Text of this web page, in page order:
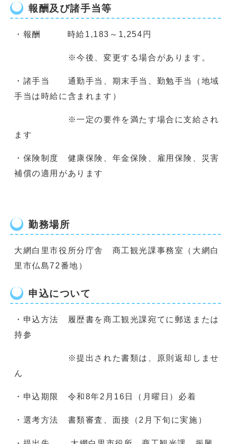
報酬及び諸手当等
・報酬 時給1,183～1,254円
※今後、変更する場合があります。
・諸手当 通勤手当、期末手当、勤勉手当（地域
手当は時給に含まれます）
※一定の要件を満たす場合に支給され
ます
・保険制度 健康保険、年金保険、雇用保険、災害
補償の適用があります
勤務場所
大網白里市役所分庁舎 商工観光課事務室（大網白
里市仏島72番地）
申込について
・申込方法 履歴書を商工観光課宛てに郵送または
持参
※提出された書類は、原則返却しませ
ん
・申込期限 令和8年2月16日（月曜日）必着
・選考方法 書類審査、面接（2月下旬に実施）